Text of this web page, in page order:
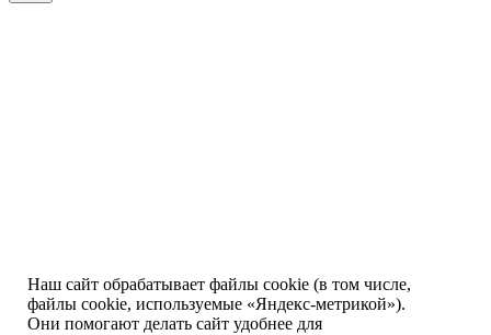
Наш сайт обрабатывает файлы cookie (в том числе,
файлы cookie, используемые «Яндекс-метрикой»).
Они помогают делать сайт удобнее для